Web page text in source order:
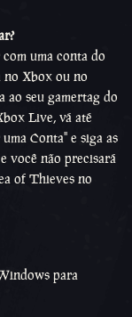
uma conta do
no Xbox ou no
ao seu gamertag do
Live, vá até
Conta" e siga as
você não precisará
of Thieves no
para